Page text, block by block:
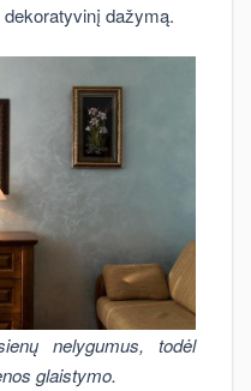
dažymą.
nelygumus, todėl
glaistymo.